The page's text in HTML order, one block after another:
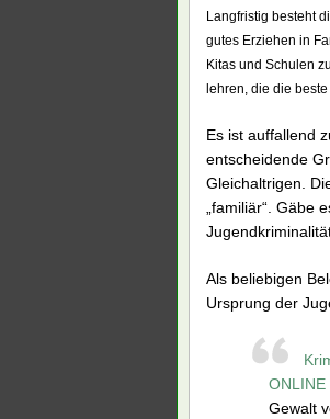
Langfristig besteht
gutes Erziehen in
Kitas und Schulen
lehren, die die
Es ist auffallend
entscheidende
Gleichaltrigen.
„familiär“.
Als beliebigen
Ursprung der
ONLINE
Gewalt